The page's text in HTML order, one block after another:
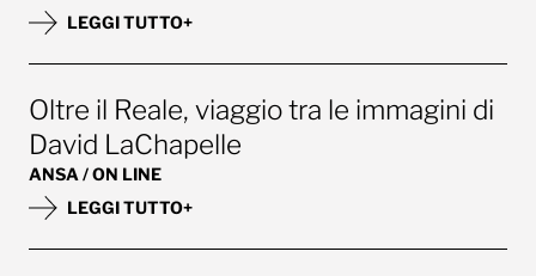
LEGGI TUTTO+
Oltre il Reale, viaggio tra le immagini di
David LaChapelle
ANSA / ON LINE
LEGGI TUTTO+